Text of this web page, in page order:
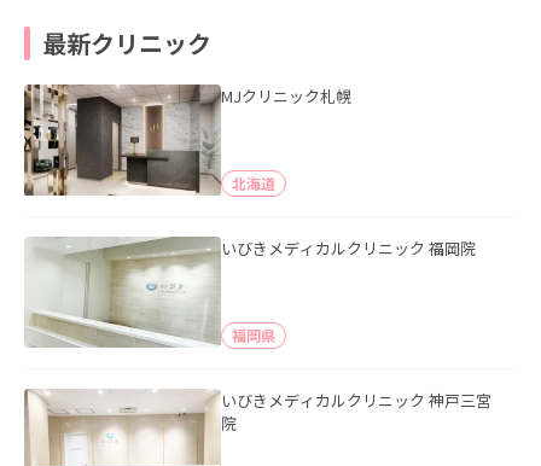
最新クリニック
MJクリニック札幌
北海道
いびきメディカルクリニック 福岡院
福岡県
いびきメディカルクリニック 神戸三宮
院